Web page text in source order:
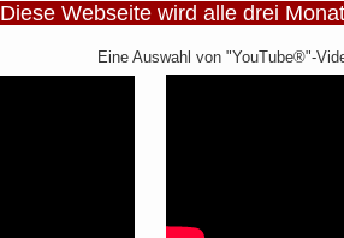
Diese Webseite wird alle drei
Eine Auswahl von "YouTube®"-